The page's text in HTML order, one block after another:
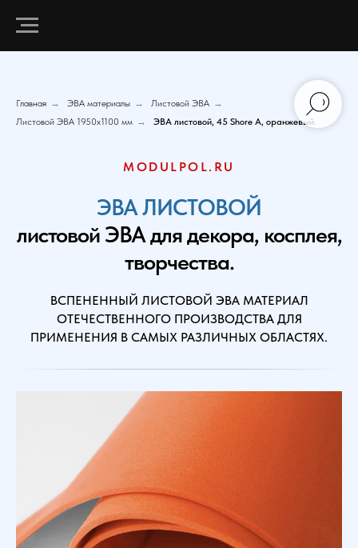
Главная → ЭВА материалы → Листовой ЭВА →
Листовой ЭВА 1950х1100 мм → ЭВА листовой, 45 Shore A, оранжевый.
MODULPOL.RU
ЭВА ЛИСТОВОЙ
листовой ЭВА для декора, косплея,
творчества.
ВСПЕНЕННЫЙ ЛИСТОВОЙ ЭВА МАТЕРИАЛ
ОТЕЧЕСТВЕННОГО ПРОИЗВОДСТВА ДЛЯ
ПРИМЕНЕНИЯ В САМЫХ РАЗЛИЧНЫХ ОБЛАСТЯХ.